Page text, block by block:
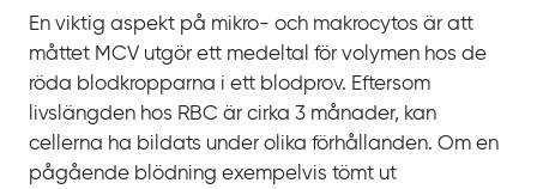
En viktig aspekt på mikro- och makrocytos är att
måttet MCV utgör ett medeltal för volymen hos de
röda blodkropparna i ett blodprov. Eftersom
livslängden hos RBC är cirka 3 månader, kan
cellerna ha bildats under olika förhållanden. Om en
pågående blödning exempelvis tömt ut